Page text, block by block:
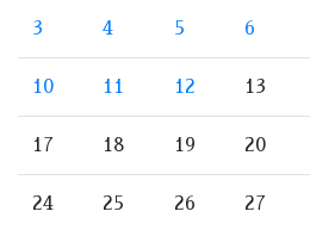
3 4 5 6
10 11 12 13
17 18 19 20
24 25 26 27